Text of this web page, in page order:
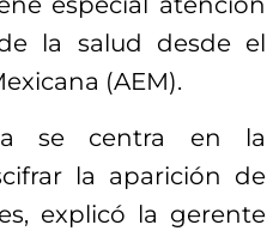
la salud desde el
(AEM).
se centra en la
la aparición de
explicó la gerente